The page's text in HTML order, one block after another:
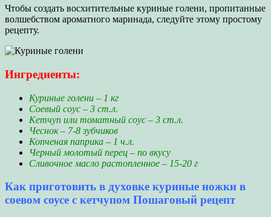
Чтобы создать восхитительные куриные голени, пропитанные
волшебством ароматного маринада, следуйте этому простому
рецепту.
Ингредиенты:
Куриные голени – 1 кг
Соевый соус – 3 ст.л.
Кетчуп или томатный соус – 3 ст.л.
Чеснок – 7-8 зубчиков
Копченая паприка – 1 ч.л.
Черный молотый перец – по вкусу
Сливочное масло растопленное – 15-20 г
Как приготовить в духовке куриные ножки в
соевом соусе с кетчупом Пошаговый рецепт